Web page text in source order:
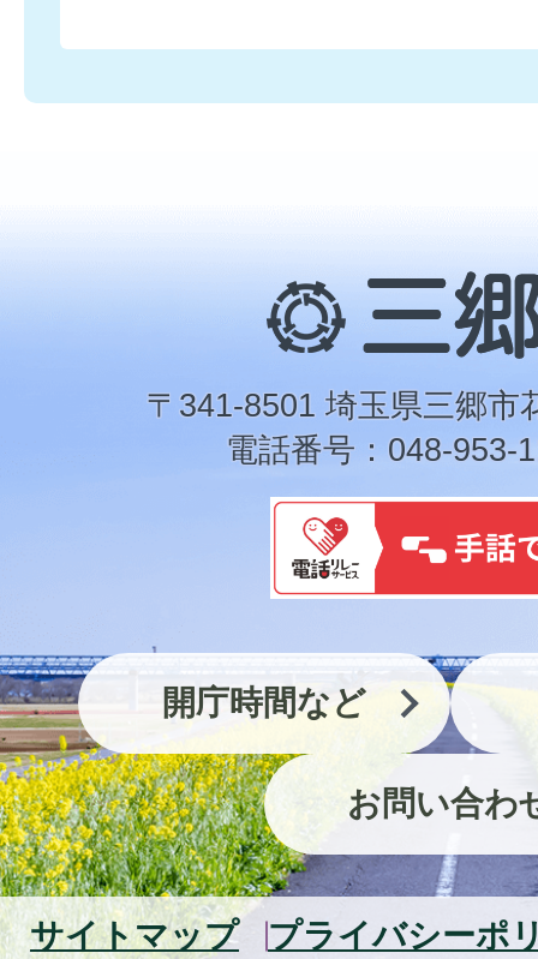
三
郷
市
〒341-8501 埼玉県三郷市
電話番号：048-953-
開庁時間など
お問い合わ
サイトマップ
プライバシーポ